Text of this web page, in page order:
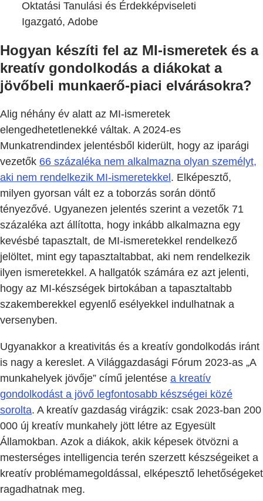
Oktatási Tanulási és Érdekképviseleti
Igazgató, Adobe
Hogyan készíti fel az MI-ismeretek és a
kreatív gondolkodás a diákokat a
jövőbeli munkaerő-piaci elvárásokra?
Alig néhány év alatt az MI-ismeretek
elengedhetetlenekké váltak. A 2024-es
Munkatrendindex jelentésből kiderült, hogy az iparági
vezetők 66 százaléka nem alkalmazna olyan személyt,
aki nem rendelkezik MI-ismeretekkel . Elképesztő,
milyen gyorsan vált ez a toborzás során döntő
tényezővé. Ugyanezen jelentés szerint a vezetők 71
százaléka azt állította, hogy inkább alkalmazna egy
kevésbé tapasztalt, de MI-ismeretekkel rendelkező
jelöltet, mint egy tapasztaltabbat, aki nem rendelkezik
ilyen ismeretekkel. A hallgatók számára ez azt jelenti,
hogy az MI-készségek birtokában a tapasztaltabb
szakemberekkel egyenlő esélyekkel indulhatnak a
versenyben.
Ugyanakkor a kreativitás és a kreatív gondolkodás iránt
is nagy a kereslet. A Világgazdasági Fórum 2023-as „A
munkahelyek jövője” című jelentése a kreatív
gondolkodást a jövő legfontosabb készségei közé
sorolta. A kreatív gazdaság virágzik: csak 2023-ban 200
000 új kreatív munkahely jött létre az Egyesült
Államokban. Azok a diákok, akik képesek ötvözni a
mesterséges intelligencia terén szerzett készségeiket a
kreatív problémamegoldással, elképesztő lehetőségeket
ragadhatnak meg.